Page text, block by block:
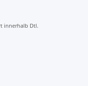
innerhalb Dtl.